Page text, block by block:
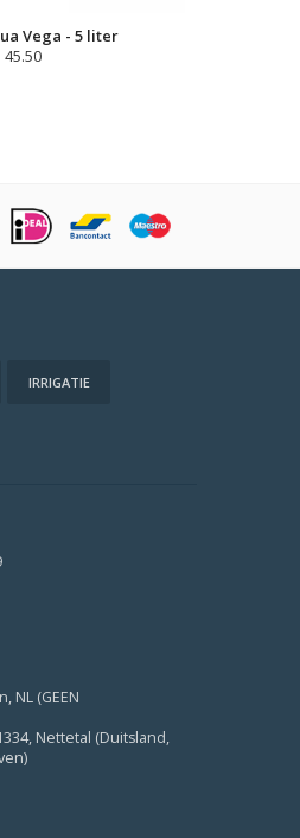
Vega - 5 liter
45.50
IRRIGATIE
NL (GEEN
Nettetal (Duitsland,